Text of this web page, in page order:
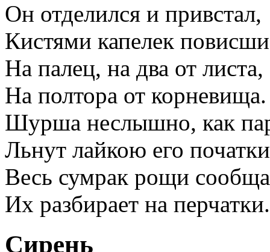
Он отделился и привстал,
Кистями капелек
На палец, на два от листа,
На полтора от корневища.
Шурша неслышно, как
Льнут лайкою его
Весь сумрак рощи сообща
Их разбирает на перчатки.
Сирень